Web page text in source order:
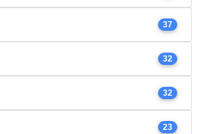
37
32
32
23